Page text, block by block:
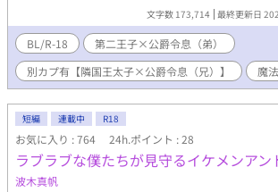
文字数 173,714 最終更新日
BL/R-18
第二王子×公爵令息（弟）
別カプ有【隣国王太子×公爵令息（兄）】
魔
短編 連載中 R18
お気に入り : 764 24h.ポイント : 28
ラブラブな僕たちが見守るイケメンアン
波木真帆